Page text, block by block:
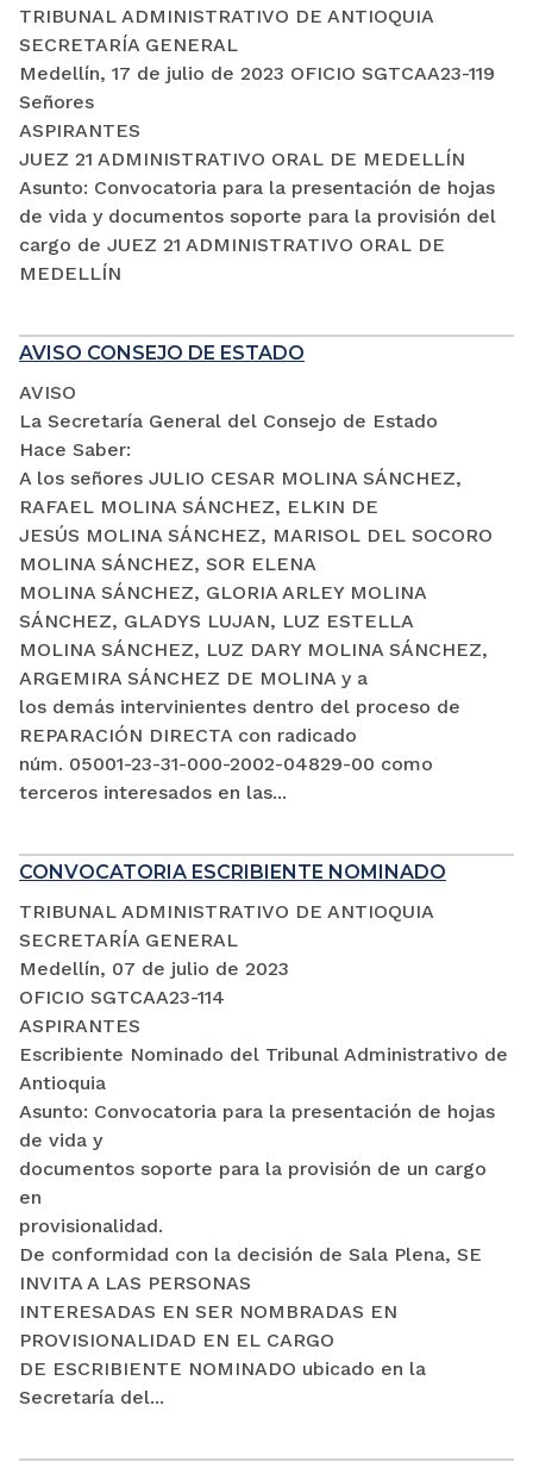
TRIBUNAL ADMINISTRATIVO DE ANTIOQUIA
SECRETARÍA GENERAL
Medellín, 17 de julio de 2023 OFICIO SGTCAA23-119
Señores
ASPIRANTES
JUEZ 21 ADMINISTRATIVO ORAL DE MEDELLÍN
Asunto: Convocatoria para la presentación de hojas
de vida y documentos soporte para la provisión del
cargo de JUEZ 21 ADMINISTRATIVO ORAL DE
MEDELLÍN
AVISO CONSEJO DE ESTADO
AVISO
La Secretaría General del Consejo de Estado
Hace Saber:
A los señores JULIO CESAR MOLINA SÁNCHEZ,
RAFAEL MOLINA SÁNCHEZ, ELKIN DE
JESÚS MOLINA SÁNCHEZ, MARISOL DEL SOCORO
MOLINA SÁNCHEZ, SOR ELENA
MOLINA SÁNCHEZ, GLORIA ARLEY MOLINA
SÁNCHEZ, GLADYS LUJAN, LUZ ESTELLA
MOLINA SÁNCHEZ, LUZ DARY MOLINA SÁNCHEZ,
ARGEMIRA SÁNCHEZ DE MOLINA y a
los demás intervinientes dentro del proceso de
REPARACIÓN DIRECTA con radicado
núm. 05001-23-31-000-2002-04829-00 como
terceros interesados en las...
CONVOCATORIA ESCRIBIENTE NOMINADO
TRIBUNAL ADMINISTRATIVO DE ANTIOQUIA
SECRETARÍA GENERAL
Medellín, 07 de julio de 2023
OFICIO SGTCAA23-114
ASPIRANTES
Escribiente Nominado del Tribunal Administrativo de
Antioquia
Asunto: Convocatoria para la presentación de hojas
de vida y
documentos soporte para la provisión de un cargo
en
provisionalidad.
De conformidad con la decisión de Sala Plena, SE
INVITA A LAS PERSONAS
INTERESADAS EN SER NOMBRADAS EN
PROVISIONALIDAD EN EL CARGO
DE ESCRIBIENTE NOMINADO ubicado en la
Secretaría del...